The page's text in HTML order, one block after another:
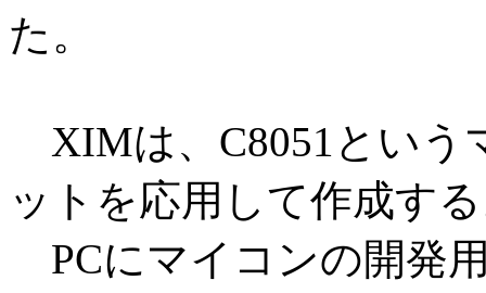
た。
XIMは、C8051という
ットを応用して作成す
PCにマイコンの開発